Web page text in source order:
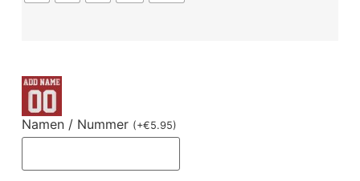
Namen / Nummer (+€5.95)